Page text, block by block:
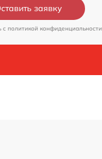
заявку
c политикой конфиденциальности